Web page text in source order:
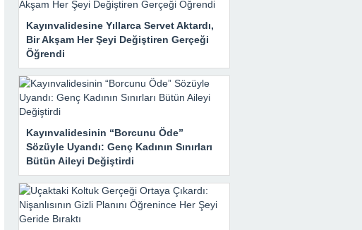
Kayınvalidesine Yıllarca Servet Aktardı,
Bir Akşam Her Şeyi Değiştiren Gerçeği
Öğrendi
Kayınvalidesinin “Borcunu Öde”
Sözüyle Uyandı: Genç Kadının Sınırları
Bütün Aileyi Değiştirdi